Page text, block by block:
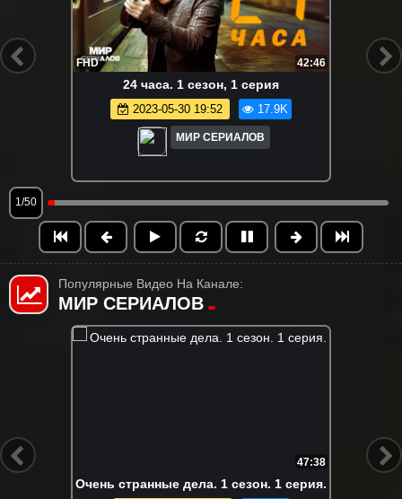
FHD 42:46
24 часа. 1 сезон, 1 серия
2023-05-30 19:52 17.9K
МИР СЕРИАЛОВ
1/50
Популярные Видео На Канале:
МИР СЕРИАЛОВ
6:55:58
Вне кампуса. Все серии